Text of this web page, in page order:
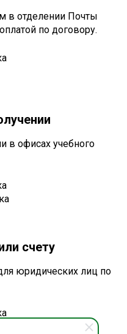
в отделении Почты
по договору.
в офисах учебного
счету
юридических лиц по